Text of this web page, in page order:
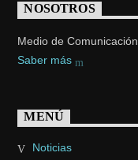
NOSOTROS
Medio de Comunicación
Saber más
MENÚ
Noticias